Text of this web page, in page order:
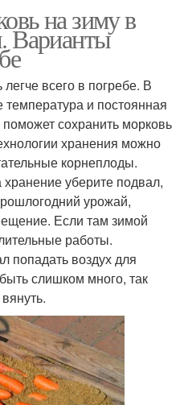
на зиму в
Варианты
всего в погребе. В
и постоянная
сохранить морковь
хранения можно
корнеплоды.
уберите подвал,
урожай,
Если там зимой
работы.
попадать воздух для
слишком много, так